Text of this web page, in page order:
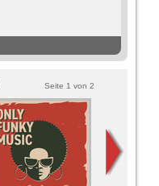
Seite 1 von 2